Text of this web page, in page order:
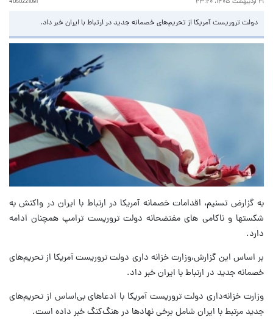
دولت تروریست آمریکا از تحریم‌های خصمانه جدید در ارتباط با ایران خبر داد.
به گزارض تسنیم،‌ اقدامات خصمانه آمریکا در ارتباط با ایران در واکنش به
شکستها و ناکامی های مفتضحانه دولت تروریست ترامپ همچنان ادامه
دارد.
بر اساس این گزارش،‌وزارت خزانه داری دولت تروریست آمریکا از تحریم‌های
خصمانه جدید در ارتباط با ایران خبر داد.
وزارت خزانه‌داری دولت تروریست آمریکا با ادعاهای بی‌اساس از تحریم‌های
جدید مرتبط با ایران شامل برخی نهادها در هنگ‌کنگ خبر داده است.